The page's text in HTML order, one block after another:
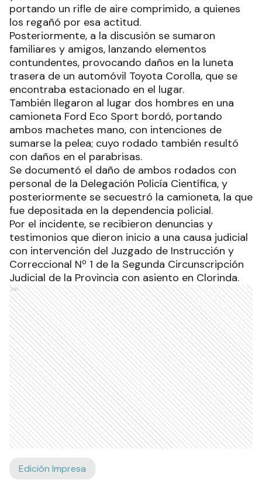
portando un rifle de aire comprimido, a quienes
los regañó por esa actitud.
Posteriormente, a la discusión se sumaron
familiares y amigos, lanzando elementos
contundentes, provocando daños en la luneta
trasera de un automóvil Toyota Corolla, que se
encontraba estacionado en el lugar.
También llegaron al lugar dos hombres en una
camioneta Ford Eco Sport bordó, portando
ambos machetes mano, con intenciones de
sumarse la pelea; cuyo rodado también resultó
con daños en el parabrisas.
Se documentó el daño de ambos rodados con
personal de la Delegación Policía Científica, y
posteriormente se secuestró la camioneta, la que
fue depositada en la dependencia policial.
Por el incidente, se recibieron denuncias y
testimonios que dieron inicio a una causa judicial
con intervención del Juzgado de Instrucción y
Correccional Nº 1 de la Segunda Circunscripción
Judicial de la Provincia con asiento en Clorinda.
Ads
Edición Impresa